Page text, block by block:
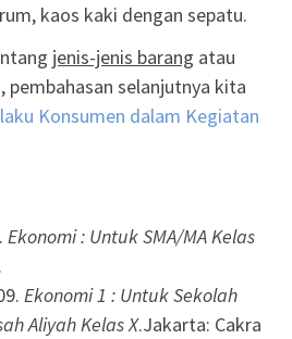
kaos kaki dengan sepatu.
jenis-jenis barang atau
pembahasan selanjutnya kita
Konsumen dalam Kegiatan
Ekonomi : Untuk SMA/MA Kelas
Ekonomi 1 : Untuk Sekolah
Aliyah Kelas X.Jakarta: Cakra